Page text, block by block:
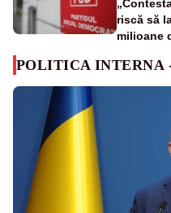
riscă să
milioane
POLITICA INTERNA